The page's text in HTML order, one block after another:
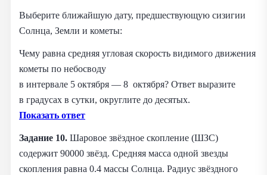
Выберите ближайшую дату, предшествующую сизигии
Солнца, Земли и кометы:
Чему равна средняя угловая скорость видимого движения
кометы по небосводу
в интервале 5 октября — 8 октября? Ответ выразите
в градусах в сутки, округлите до десятых.
Показать ответ
Задание 10. Шаровое звёздное скопление (ШЗС)
содержит 90000 звёзд. Средняя масса одной звезды
скопления равна 0.4 массы Солнца. Радиус звёздного